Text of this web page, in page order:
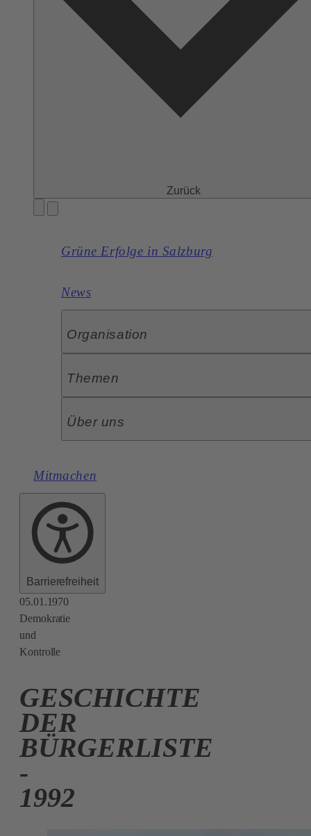
Zurück
Grüne Erfolge in Salzburg
News
Organisation
Themen
Über uns
Mitmachen
Barrierefreiheit
05.01.1970
Demokratie
und
Kontrolle
GESCHICHTE
DER
BÜRGERLISTE
-
1992